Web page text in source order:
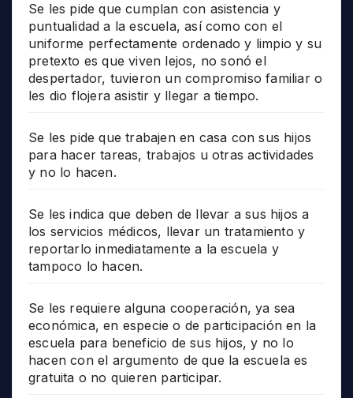
Se les pide que cumplan con asistencia y
puntualidad a la escuela, así como con el
uniforme perfectamente ordenado y limpio y su
pretexto es que viven lejos, no sonó el
despertador, tuvieron un compromiso familiar o
les dio flojera asistir y llegar a tiempo.
Se les pide que trabajen en casa con sus hijos
para hacer tareas, trabajos u otras actividades
y no lo hacen.
Se les indica que deben de llevar a sus hijos a
los servicios médicos, llevar un tratamiento y
reportarlo inmediatamente a la escuela y
tampoco lo hacen.
Se les requiere alguna cooperación, ya sea
económica, en especie o de participación en la
escuela para beneficio de sus hijos, y no lo
hacen con el argumento de que la escuela es
gratuita o no quieren participar.